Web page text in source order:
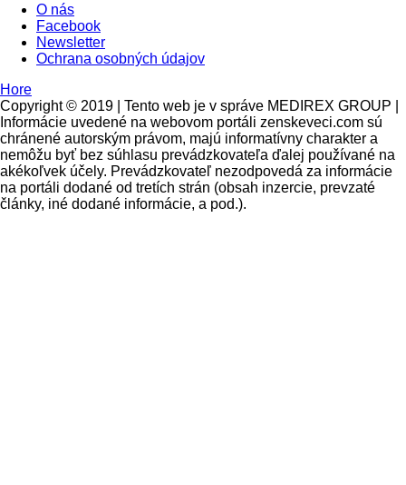
O nás
Facebook
Newsletter
Ochrana osobných údajov
Hore
Copyright © 2019 | Tento web je v správe MEDIREX GROUP |
Informácie uvedené na webovom portáli zenskeveci.com sú
chránené autorským právom, majú informatívny charakter a
nemôžu byť bez súhlasu prevádzkovateľa ďalej používané na
akékoľvek účely. Prevádzkovateľ nezodpovedá za informácie
na portáli dodané od tretích strán (obsah inzercie, prevzaté
články, iné dodané informácie, a pod.).